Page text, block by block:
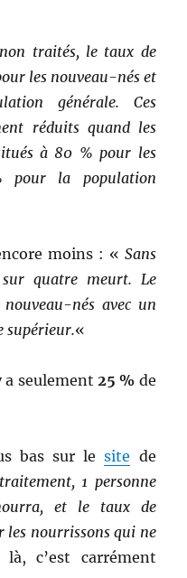
traités, le taux de
les nouveau-nés et
générale. Ces
réduits quand les
à 80 % pour les
pour la population
moins : « Sans
quatre meurt. Le
nés avec un
supérieur.«
a seulement 25 % de
bas sur lesite de
1 personne
et le taux de
les nourrissons qui ne
c’est carrément